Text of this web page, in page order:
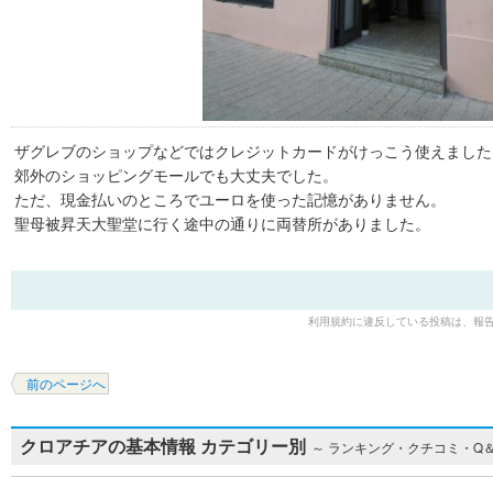
ザグレブのショップなどではクレジットカードがけっこう使えまし
郊外のショッピングモールでも大丈夫でした。
ただ、現金払いのところでユーロを使った記憶がありません。
聖母被昇天大聖堂に行く途中の通りに両替所がありました。
利用規約に違反している投稿は、報
前のページへ
クロアチアの基本情報 カテゴリー別 ～ ランキング・クチコミ・Q